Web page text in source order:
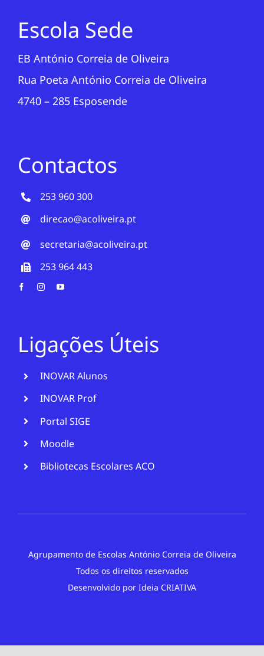
Escola Sede
EB António Correia de Oliveira
Rua Poeta António Correia de Oliveira
4740 – 285 Esposende
Contactos
253 960 300
direcao@acoliveira.pt
secretaria@acoliveira.pt
253 964 443
Ligações Úteis
INOVAR Alunos
INOVAR Prof
Portal SIGE
Moodle
Bibliotecas Escolares ACO
Agrupamento de Escolas António Correia de Oliveira
Todos os direitos reservados
Desenvolvido por Ideia CRIATIVA